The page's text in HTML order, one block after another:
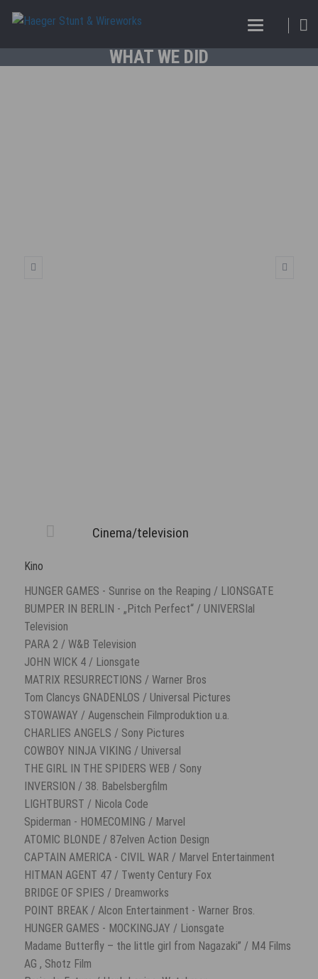
WHAT WE DID
Cinema/television
Kino
HUNGER GAMES - Sunrise on the Reaping / LIONSGATE
BUMPER IN BERLIN - „Pitch Perfect“ / UNIVERSIal
Television
PARA 2 / W&B Television
JOHN WICK 4 / Lionsgate
MATRIX RESURRECTIONS / Warner Bros
Tom Clancys GNADENLOS / Universal Pictures
STOWAWAY / Augenschein Filmproduktion u.a.
CHARLIES ANGELS / Sony Pictures
COWBOY NINJA VIKING / Universal
THE GIRL IN THE SPIDERS WEB / Sony
INVERSION / 38. Babelsbergfilm
LIGHTBURST / Nicola Code
Spiderman - HOMECOMING / Marvel
ATOMIC BLONDE / 87elven Action Design
CAPTAIN AMERICA - CIVIL WAR / Marvel Entertainment
HITMAN AGENT 47 / Twenty Century Fox
BRIDGE OF SPIES / Dreamworks
POINT BREAK / Alcon Entertainment - Warner Bros.
HUNGER GAMES - MOCKINGJAY / Lionsgate
Madame Butterfly – the little girl from Nagazaki” / M4 Films
AG , Shotz Film